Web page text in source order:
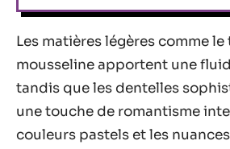
Les matières légères comme le
mousseline apportent une
tandis que les dentelles
une touche de romantisme
couleurs pastels et les